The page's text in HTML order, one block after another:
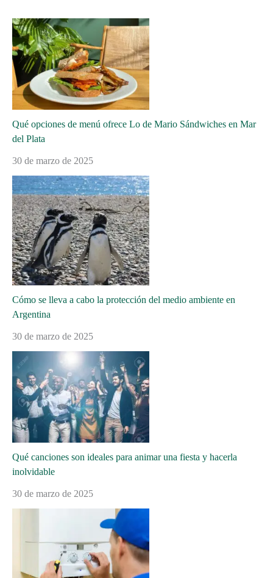
Qué opciones de menú ofrece Lo de Mario Sándwiches en Mar
del Plata
30 de marzo de 2025
Cómo se lleva a cabo la protección del medio ambiente en
Argentina
30 de marzo de 2025
Qué canciones son ideales para animar una fiesta y hacerla
inolvidable
30 de marzo de 2025